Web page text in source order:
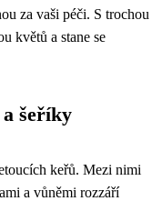
za vaši péči. S trochou
květů a stane se
šeříky
keřů. Mezi nimi
a vůněmi rozzáří